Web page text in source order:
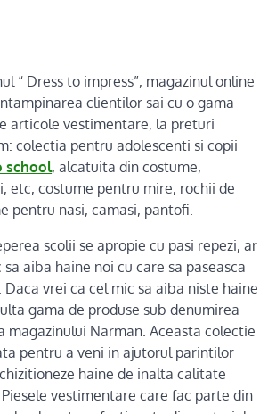
“ Dress to impress”, magazinul online
clientilor sai cu o gama
articole vestimentare, la preturi
colectia pentru adolescenti si copii
school, alcatuita din costume,
etc, costume pentru mire, rochii de
pentru nasi, camasi, pantofi.
scolii se apropie cu pasi repezi, ar
aiba haine noi cu care sa paseasca
Daca vrei ca cel mic sa aiba niste haine
gama de produse sub denumirea
magazinului Narman. Aceasta colectie
pentru a veni in ajutorul parintilor
haine de inalta calitate
vestimentare care fac parte din